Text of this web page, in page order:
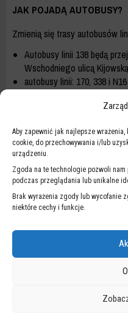
Aby zapewnić jak najlepsze
cookie, do przechowywania i/lub
urządzeniu.
Zgoda na te technologie pozwoli
podczas przeglądania lub unikalne
Brak wyrażenia zgody lub wycofanie
niektóre cechy i funkcje.
JAK POJADĄ AUTOBUSY?
Zmienią się trasy autobusów
Autobusy linii 138 będą
Wschodniego ulicą
autobusy linii: 170, 338 i
Wileńskiego. W drodze
Białostocką.
Szczegóły zmian w
stronie
NA SKRÓTY